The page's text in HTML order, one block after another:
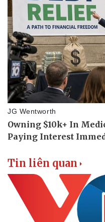
Doanh nghiệp
Tin liên quan